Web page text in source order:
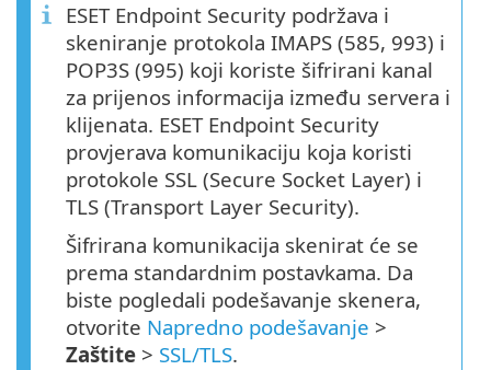
ESET Endpoint Security podržava i
skeniranje protokola IMAPS (585, 993) i
POP3S (995) koji koriste šifrirani kanal
za prijenos informacija između servera i
klijenata. ESET Endpoint Security
provjerava komunikaciju koja koristi
protokole SSL (Secure Socket Layer) i
TLS (Transport Layer Security).
Šifrirana komunikacija skenirat će se
prema standardnim postavkama. Da
biste pogledali podešavanje skenera,
otvorite Napredno podešavanje >
Zaštite > SSL/TLS.